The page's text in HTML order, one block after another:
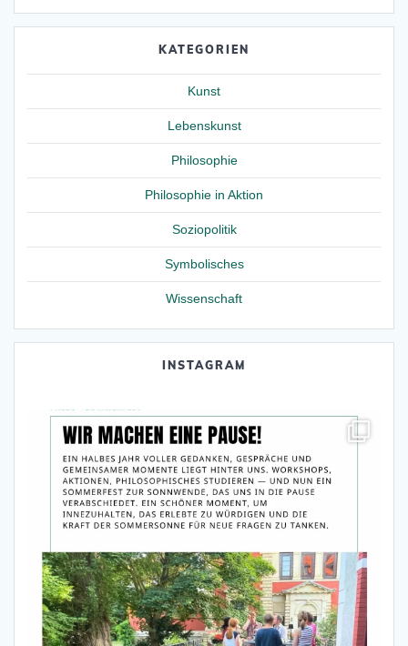
KATEGORIEN
Kunst
Lebenskunst
Philosophie
Philosophie in Aktion
Soziopolitik
Symbolisches
Wissenschaft
INSTAGRAM